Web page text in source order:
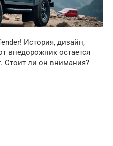
История, дизайн,
внедорожник остается
Стоит ли он внимания?